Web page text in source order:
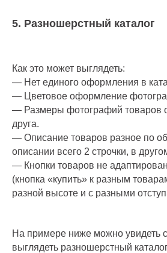
5. Разношерстный каталог
Как это может выглядеть:
— Нет единого оформления в
— Цветовое оформление
— Размеры фотографий товаров
друга.
— Описание товаров разное по
описании всего 2 строчки, в
— Кнопки товаров не
(кнопка «купить» к разным
разной высоте и с разными
На примере ниже можно увидеть
выглядеть разношерстный